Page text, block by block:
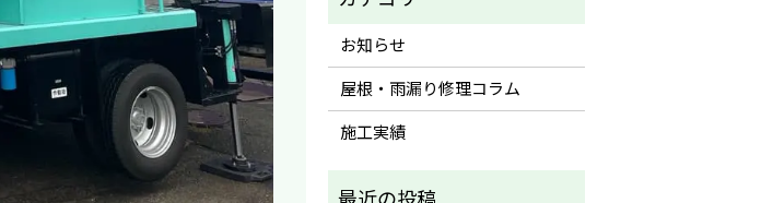
お知らせ
屋根・雨漏り修理コラム
施工実績